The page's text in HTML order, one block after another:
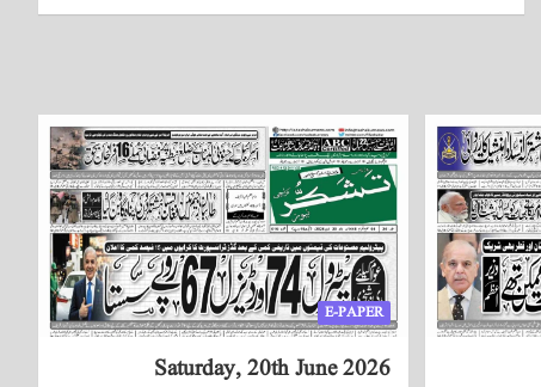
E-PAPER
Saturday, 20th June 2026